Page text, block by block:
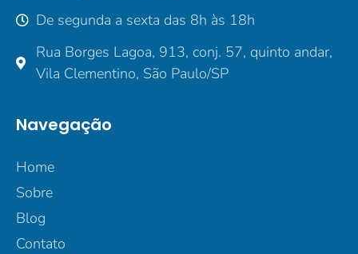
De segunda a sexta das 8h às 18h
Rua Borges Lagoa, 913, conj. 57, quinto andar,
Vila Clementino, São Paulo/SP
Navegação
Home
Sobre
Blog
Contato